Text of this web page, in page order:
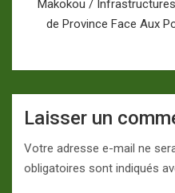
Makokou /
de Province Face Aux
Laisser un
Votre adresse e-mail ne
obligatoires sont indiqués